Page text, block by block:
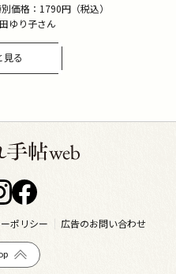
価格：1790円（税込）
ゆり子さん
見る
ポリシー 広告のお問い合わせ